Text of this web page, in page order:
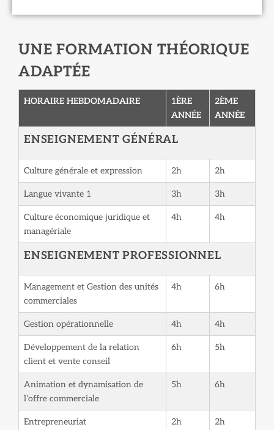
UNE FORMATION THÉORIQUE
ADAPTÉE
HORAIRE HEBDOMADAIRE
1ÈRE
ANNÉE
2ÈME
ANNÉE
ENSEIGNEMENT GÉNÉRAL
Culture générale et expression 2h 2h
Langue vivante 1 3h 3h
Culture économique juridique et
managériale
4h 4h
ENSEIGNEMENT PROFESSIONNEL
Management et Gestion des unités
commerciales
4h 6h
Gestion opérationnelle 4h 4h
Développement de la relation
client et vente conseil
6h 5h
Animation et dynamisation de
l’offre commerciale
5h 6h
Entrepreneuriat 2h 2h